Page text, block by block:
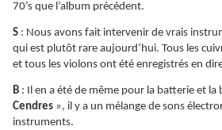
70’s que l’album précédent.
S : Nous avons fait intervenir de vrais
qui est plutôt rare aujourd’hui. Tous les
et tous les violons ont été enregistrés en
B : Il en a été de même pour la batterie et la
Cendres », il y a un mélange de sons
instruments.